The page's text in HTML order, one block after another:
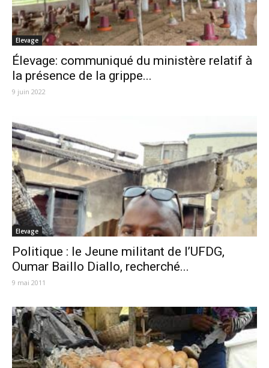
Elevage
Élevage: communiqué du ministère relatif à
la présence de la grippe...
9 juin 2022
Elevage
Politique : le Jeune militant de l’UFDG,
Oumar Baillo Diallo, recherché...
9 mai 2011